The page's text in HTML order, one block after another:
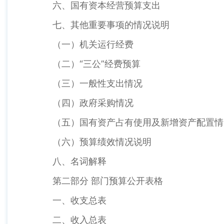
六、国有资本经营预算支出
七、其他重要事项的情况说明
（一）机关运行经费
（二）“三公”经费预算
（三）一般性支出情况
（四）政府采购情况
（五）国有资产占有使用及新增资产配置
（六）预算绩效情况说明
八、名词解释
第二部分 部门预算公开表格
一、收支总表
二、收入总表